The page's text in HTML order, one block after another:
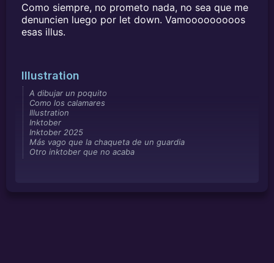
Como siempre, no prometo nada, no sea que me
denuncien luego por let down. Vamooooooooos
esas illus.
Illustration
A dibujar un poquito
Como los calamares
Illustration
Inktober
Inktober 2025
Más vago que la chaqueta de un guardia
Otro inktober que no acaba